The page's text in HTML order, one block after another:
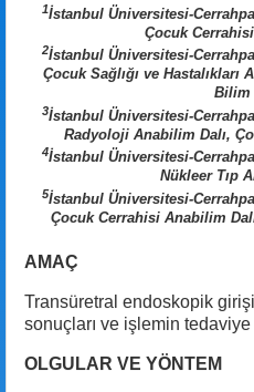
1İstanbul Üniversitesi-
Çocuk
2İstanbul Üniversitesi-
Çocuk Sağlığı ve
Bilim
3İstanbul Üniversitesi-
Radyoloji Anabilim Dalı,
4İstanbul Üniversitesi-
Nükleer Tıp
5İstanbul Üniversitesi-
Çocuk Cerrahisi Anabilim
AMAÇ
Transüretral endoskopik
sonuçları ve işlemin tedaviye
OLGULAR VE YÖNTEM